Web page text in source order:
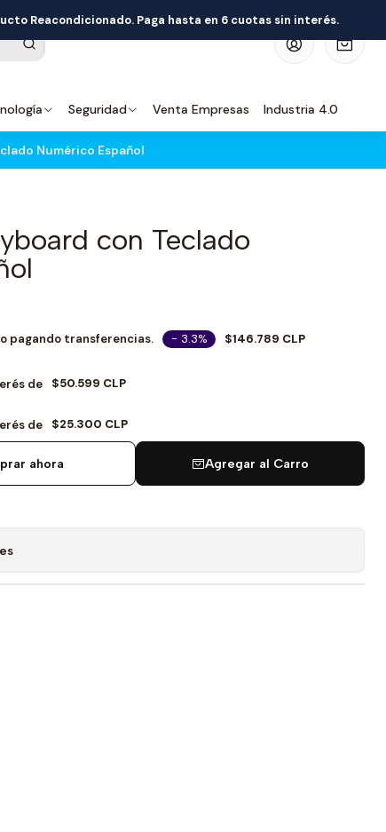
Seguridad Venta Empresas Industria 4.0
Reacondicionado. Paga hasta en 6 cuotas sin interés.
Numérico Español
con Teclado
pagando transferencias. - 3.3% $146.789 CLP
de $50.599 CLP
de $25.300 CLP
Agregar al Carro
ahora